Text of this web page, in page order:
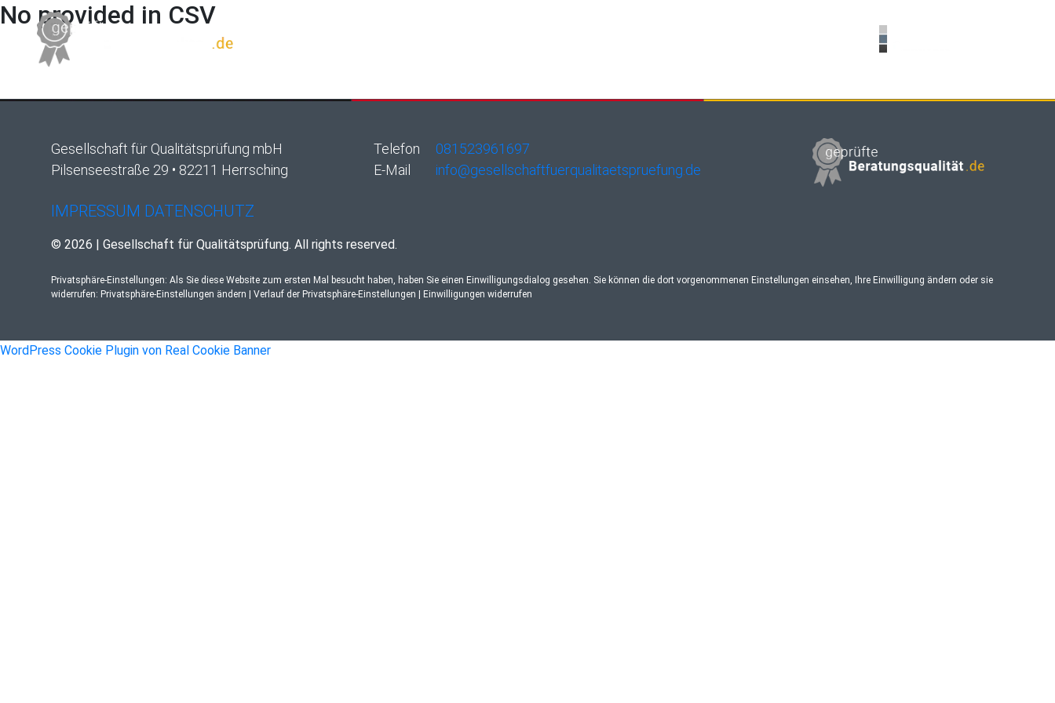
No provided in CSV
Gesellschaft für Qualitätsprüfung mbH
Pilsenseestraße 29 • 82211 Herrsching
Telefon
081523961697
E-Mail
info@gesellschaftfuerqualitaetspruefung.de
IMPRESSUM DATENSCHUTZ
© 2026 | Gesellschaft für Qualitätsprüfung. All rights reserved.
Privatsphäre-Einstellungen: Als Sie diese Website zum ersten Mal besucht haben, haben Sie einen Einwilligungsdialog gesehen. Sie können die dort vorgenommenen Einstellungen einsehen, Ihre Einwilligung ändern oder sie
widerrufen: Privatsphäre-Einstellungen ändern | Verlauf der Privatsphäre-Einstellungen | Einwilligungen widerrufen
WordPress Cookie Plugin von Real Cookie Banner